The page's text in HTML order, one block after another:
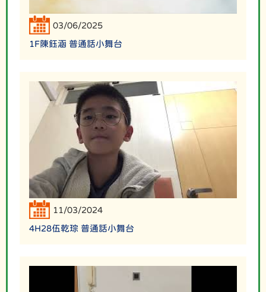
03/06/2025
1F陳鈺涵 普通話小舞台
11/03/2024
4H28伍乾琮 普通話小舞台